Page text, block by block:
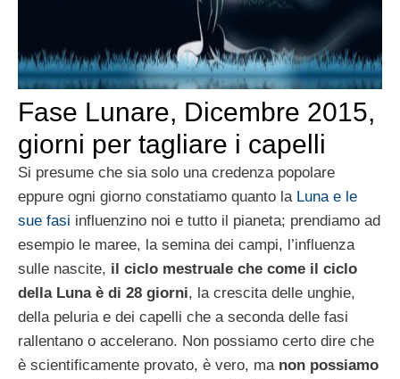
Fase Lunare, Dicembre 2015,
giorni per tagliare i capelli
Si presume che sia solo una credenza popolare
eppure ogni giorno constatiamo quanto la Luna e le
sue fasi influenzino noi e tutto il pianeta; prendiamo ad
esempio le maree, la semina dei campi, l’influenza
sulle nascite, il ciclo mestruale che come il ciclo
della Luna è di 28 giorni, la crescita delle unghie,
della peluria e dei capelli che a seconda delle fasi
rallentano o accelerano. Non possiamo certo dire che
è scientificamente provato, è vero, ma non possiamo